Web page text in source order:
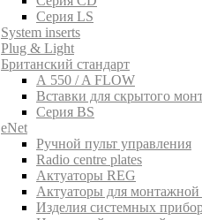
Серия LS
System inserts
Plug & Light
Британский стандарт
A 550 / A FLOW
Вставки для скрытого
Серия BS
eNet
Pучной пульт управления
Radio centre plates
Актуаторы REG
Актуаторы для монтажной
Изделия системных